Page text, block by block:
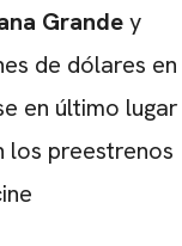
Grandey
de dólares en
en último lugar
los preestrenos